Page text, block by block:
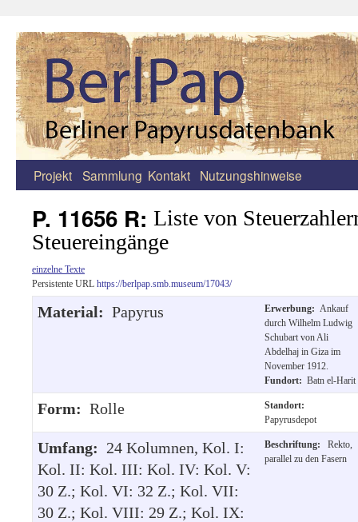
Zum
springen
Projekt Sammlung Kontakt Nutzungshinweise
P. 11656 R: Liste von
Steuereingänge
einzelne Texte
Persistente URL https://berlpap.smb.museum/17043/
Material: Papyrus Erwerbung: Ankauf
durch Wilhelm Ludwig
Schubart von Ali
Abdelhaj in Giza im
November 1912.
Fundort: Batn el-Harit
Form: Rolle
Standort:
Papyrusdepot
Umfang: 24 Kolumnen, Kol. I:
Kol. II: Kol. III: Kol. IV: Kol. V:
30 Z.; Kol. VI: 32 Z.; Kol. VII:
30 Z.; Kol. VIII: 29 Z.; Kol. IX:
Beschriftung:
Rekto,
parallel zu den Fasern